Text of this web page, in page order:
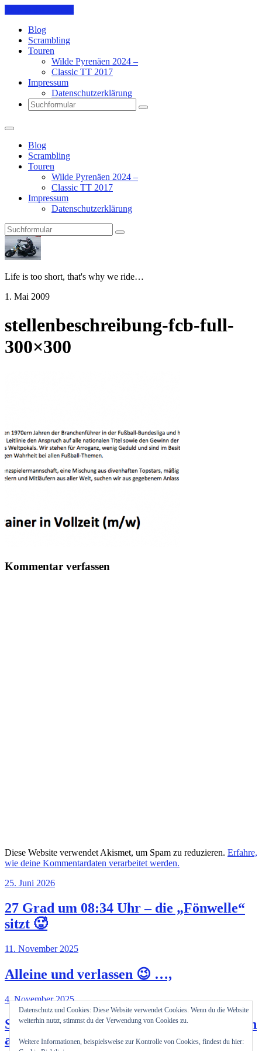
Blog
Scrambling
Touren
Wilde Pyrenäen 2024 –
Classic TT 2017
Impressum
Datenschutzerklärung
Search
Blog
Scrambling
Touren
Wilde Pyrenäen 2024 –
Classic TT 2017
Impressum
Datenschutzerklärung
Search
Pit's
Blog
Life is too short, that's why we ride…
1. Mai 2009
stellenbeschreibung-fcb-full-
300×300
Kommentar verfassen
Diese Website verwendet Akismet, um Spam zu reduzieren. Erfahre,
wie deine Kommentardaten verarbeitet werden.
25. Juni 2026
27 Grad um 08:34 Uhr – die „Fönwelle“
sitzt 🥵
11. November 2025
Alleine und verlassen 😉 …,
4. November 2025
So unterschiedlich können Präsentationen
auf der EICMA 2025 in Italien sein!?
Datenschutz und Cookies: Diese Website verwendet Cookies. Wenn du die Website
weiterhin nutzt, stimmst du der Verwendung von Cookies zu.
Weitere Informationen, beispielsweise zur Kontrolle von Cookies, findest du hier: